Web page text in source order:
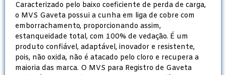
Caracterizado pelo baixo coeficiente de perda de carga,
o MVS Gaveta possui a cunha em liga de cobre com
emborrachamento, proporcionando assim,
estanqueidade total, com 100% de vedação. É um
produto confiável, adaptável, inovador e resistente,
pois, não oxida, não é atacado pelo cloro e recupera a
maioria das marca. O MVS para Registro de Gaveta